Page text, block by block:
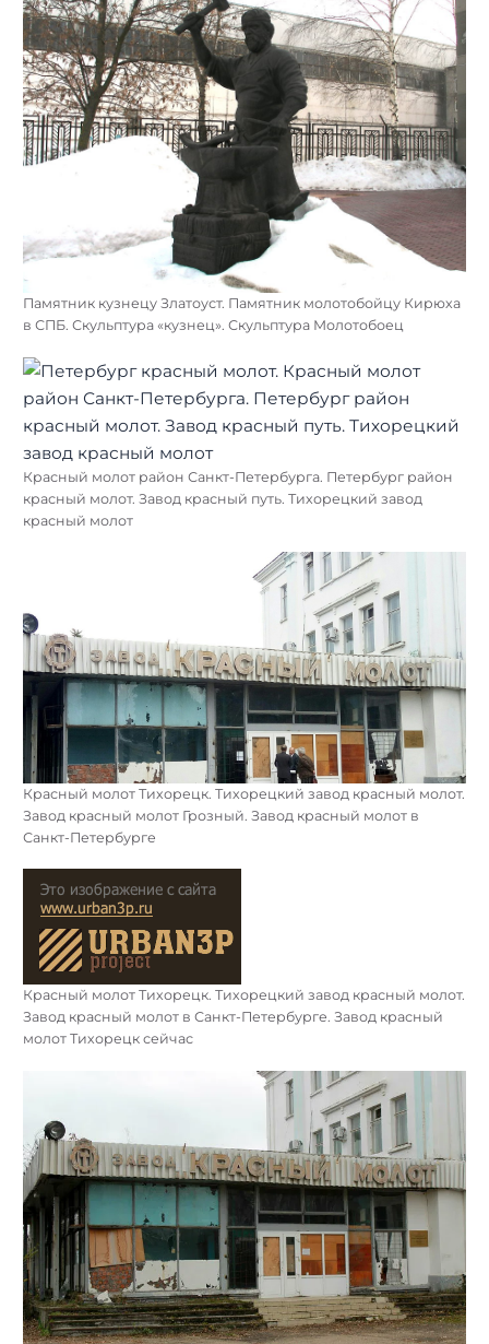
Памятник кузнецу Златоуст. Памятник молотобойцу Кирюха
в СПБ. Скульптура «кузнец». Скульптура Молотобоец
Красный молот район Санкт-Петербурга. Петербург район
красный молот. Завод красный путь. Тихорецкий завод
красный молот
Красный молот Тихорецк. Тихорецкий завод красный молот.
Завод красный молот Грозный. Завод красный молот в
Санкт-Петербурге
Красный молот Тихорецк. Тихорецкий завод красный молот.
Завод красный молот в Санкт-Петербурге. Завод красный
молот Тихорецк сейчас